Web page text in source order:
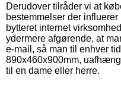
Derudover tilråder vi at
bestemmelser der
bytteret internet
ydermere afgørende, at
e-mail, så man til enhver
890x460x900mm,
til en dame eller herre.